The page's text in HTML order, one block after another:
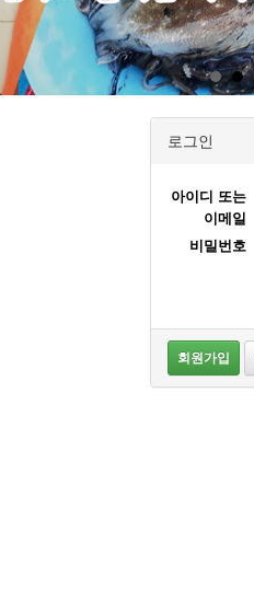
로그인
아이디 또는
이메일
비밀번호
회원가입